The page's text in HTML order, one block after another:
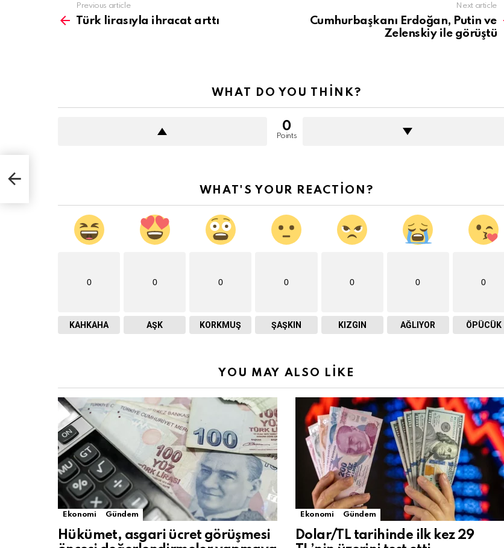
more
Previous article
Türk lirasıyla ihracat arttı
Next article
Cumhurbaşkanı Erdoğan, Putin ve
Zelenskiy ile görüştü
WHAT DO YOU THINK?
0
Points
WHAT'S YOUR REACTION?
0
KAHKAHA
0
AŞK
0
KORKMUŞ
0
ŞAŞKIN
0
KIZGIN
0
AĞLIYOR
0
ÖPÜCÜK
YOU MAY ALSO LIKE
Ekonomi Gündem
Hükümet, asgari ücret görüşmesi
Ekonomi Gündem
Dolar/TL tarihinde ilk kez 29